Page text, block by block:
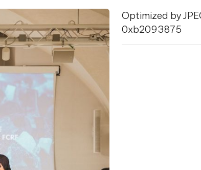
Optimized by
0xb2093875